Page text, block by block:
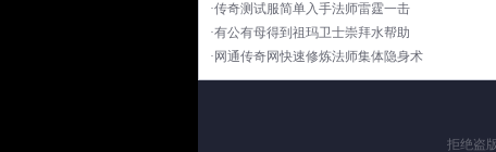
·传奇测试服简单入手法师雷霆一击
·有公有母得到祖玛卫士崇拜水帮助
·网通传奇网快速修炼法师集体隐身术
拒绝盗